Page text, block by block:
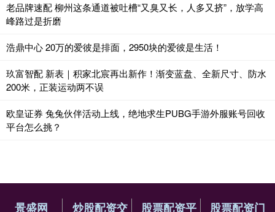
老品牌速配 柳州这条通道被吐槽“又臭又长，人多又挤”，放学高
峰路过是折磨
浩鼎中心 20万的爱彼是排面，2950块的爱彼是生活！
玖富智配 新表｜积家北宸再出新作！渐变蓝盘、全新尺寸、防水
200米，正装运动两不误
欧皇证券 兔兔伙伴活动上线，绝地求生PUBG手游外服账号回收
平台怎么挑？
景盛网 炒股配资交 股票配资平 股票配资门